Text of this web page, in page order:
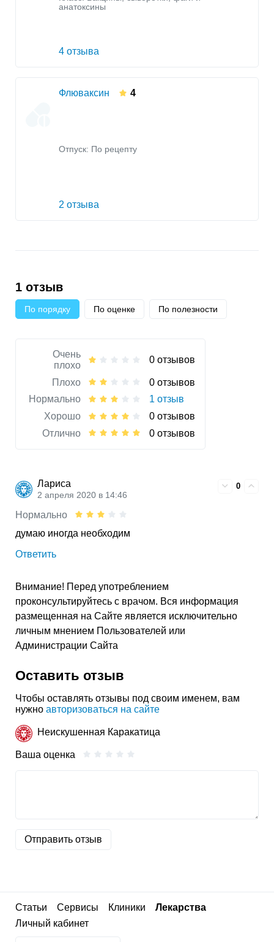
анатоксины
4 отзыва
Флюваксин 4
Отпуск: По рецепту
2 отзыва
1 отзыв
По порядку По оценке По полезности
Очень
плохо
0 отзывов
Плохо
0 отзывов
Нормально
1 отзыв
Хорошо
0 отзывов
Отлично
0 отзывов
Лариса
2 апреля 2020 в 14:46
0
Нормально
думаю иногда необходим
Ответить
Внимание! Перед употреблением
проконсультируйтесь с врачом. Вся информация
размещенная на Сайте является исключительно
личным мнением Пользователей или
Администрации Сайта
Оставить отзыв
Чтобы оставлять отзывы под своим именем, вам
нужно авторизоваться на сайте
Неискушенная Каракатица
Ваша оценка
Отправить отзыв
Статьи Сервисы Клиники
Лекарства
Личный кабинет